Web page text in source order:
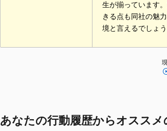
生が揃っています
きる点も同社の魅
境と言えるでしょう
あなたの行動履歴からオススメ